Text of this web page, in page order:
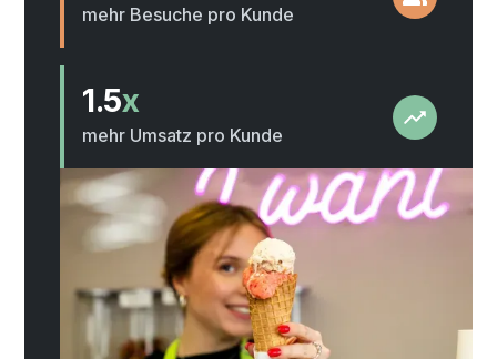
mehr Besuche pro Kunde
1.5x
mehr Umsatz pro Kunde